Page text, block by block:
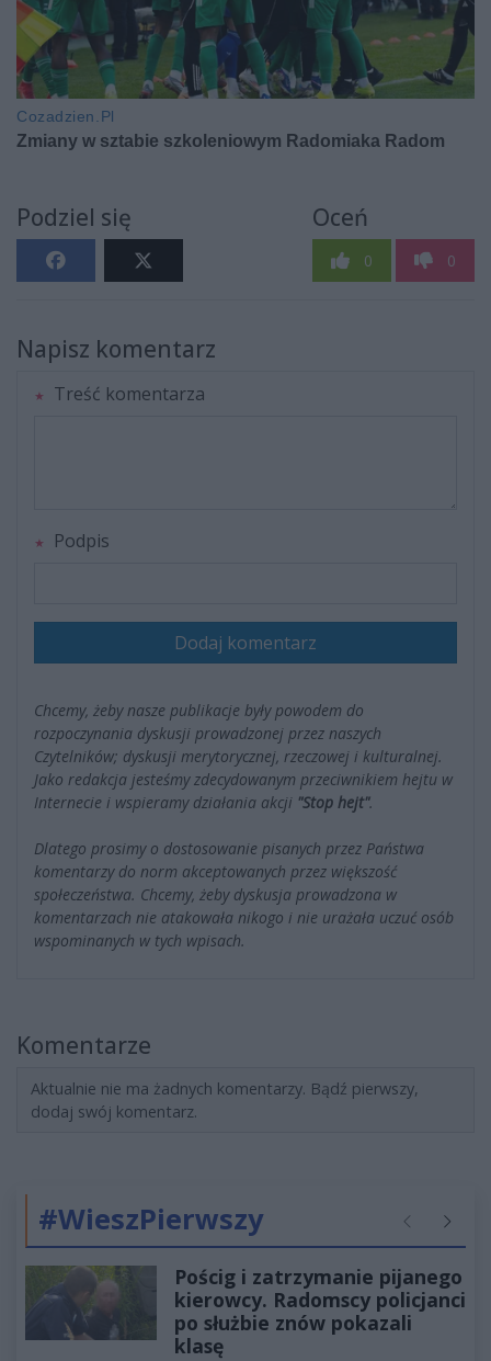
Podziel się Oceń
0 0
Napisz komentarz
Treść komentarza
Podpis
Dodaj komentarz
Chcemy, żeby nasze publikacje były powodem do
rozpoczynania dyskusji prowadzonej przez naszych
Czytelników; dyskusji merytorycznej, rzeczowej i kulturalnej.
Jako redakcja jesteśmy zdecydowanym przeciwnikiem hejtu w
Internecie i wspieramy działania akcji "Stop hejt".
Dlatego prosimy o dostosowanie pisanych przez Państwa
komentarzy do norm akceptowanych przez większość
społeczeństwa. Chcemy, żeby dyskusja prowadzona w
komentarzach nie atakowała nikogo i nie urażała uczuć osób
wspominanych w tych wpisach.
Komentarze
Aktualnie nie ma żadnych komentarzy. Bądź pierwszy,
dodaj swój komentarz.
#WieszPierwszy Poprzednie
Pościg i zatrzymanie pijanego
kierowcy. Radomscy policjanci
po służbie znów pokazali
klasę